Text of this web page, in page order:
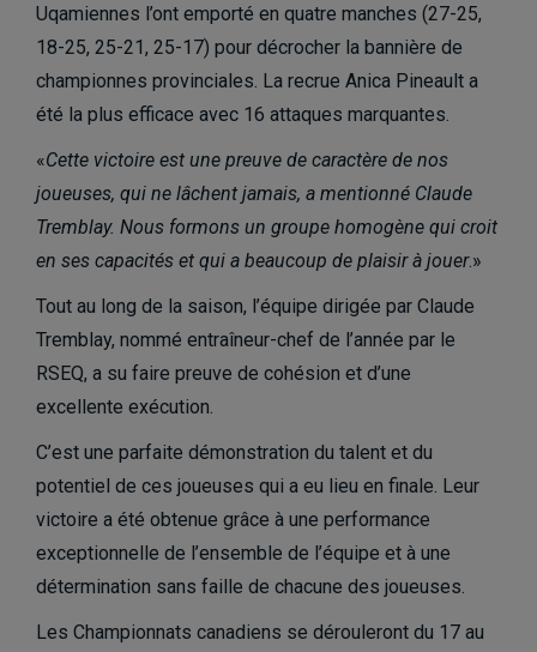
Uqamiennes l’ont emporté en quatre manches (27-25,
18-25, 25-21, 25-17) pour décrocher la bannière de
championnes provinciales. La recrue Anica Pineault a
été la plus efficace avec 16 attaques marquantes.
«Cette victoire est une preuve de caractère de nos
joueuses, qui ne lâchent jamais, a mentionné Claude
Tremblay. Nous formons un groupe homogène qui croit
en ses capacités et qui a beaucoup de plaisir à jouer.»
Tout au long de la saison, l’équipe dirigée par Claude
Tremblay, nommé entraîneur-chef de l’année par le
RSEQ, a su faire preuve de cohésion et d’une
excellente exécution.
C’est une parfaite démonstration du talent et du
potentiel de ces joueuses qui a eu lieu en finale. Leur
victoire a été obtenue grâce à une performance
exceptionnelle de l’ensemble de l’équipe et à une
détermination sans faille de chacune des joueuses.
Les Championnats canadiens se dérouleront du 17 au